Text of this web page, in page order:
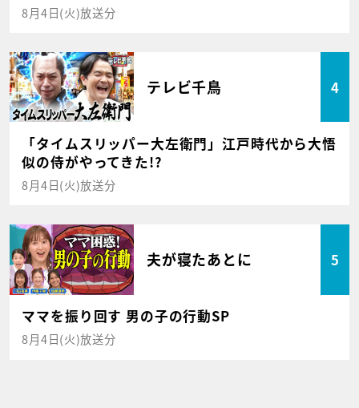
8月4日(火)放送分
テレビ千鳥 4
「タイムスリッパー大左衛門」江戸時代から大悟
似の侍がやってきた!?
8月4日(火)放送分
夫が寝たあとに 5
ママを振り回す 男の子の行動SP
8月4日(火)放送分